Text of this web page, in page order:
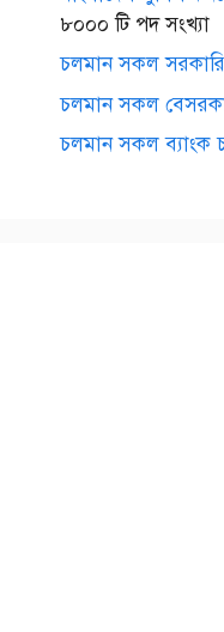
৮০০০ টি পদ সংখ্যা
চলমান সকল সরকারি
চলমান সকল
চলমান সকল ব্যাংক